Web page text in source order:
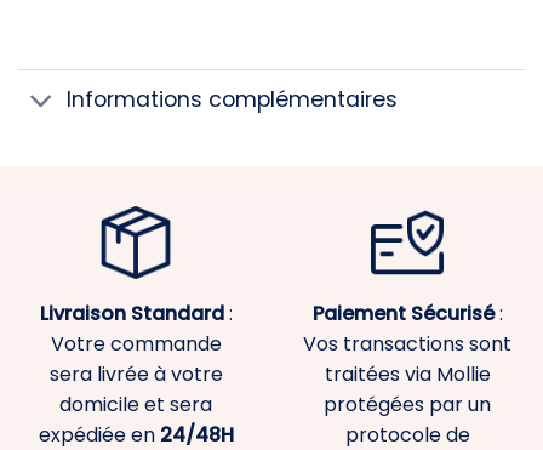
Informations complémentaires
Livraison Standard:
Votre commande
sera livrée à votre
domicile et sera
expédiée en 24/48H
Paiement Sécurisé:
Vos transactions sont
traitées via Mollie
protégées par un
protocole de